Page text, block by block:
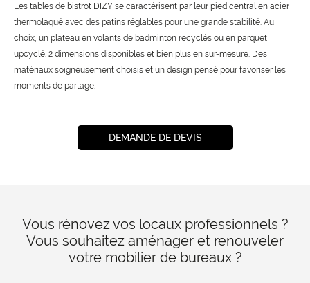
Les tables de bistrot DIZY se caractérisent par leur pied central en acier
thermolaqué avec des patins réglables pour une grande stabilité. Au
choix, un plateau en volants de badminton recyclés ou en parquet
upcyclé. 2 dimensions disponibles et bien plus en sur-mesure. Des
matériaux soigneusement choisis et un design pensé pour favoriser les
moments de partage.
DEMANDE DE DEVIS
Vous rénovez vos locaux professionnels ?
Vous souhaitez aménager et renouveler
votre mobilier de bureaux ?